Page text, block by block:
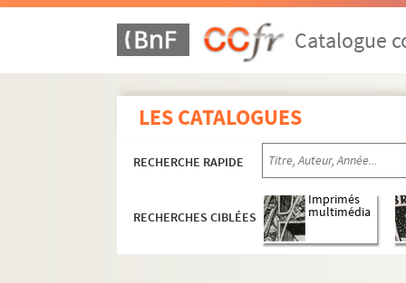
Catalogue
LES CATALOGUES
RECHERCHE RAPIDE
RECHERCHES CIBLÉES
Imprimés
multimédia